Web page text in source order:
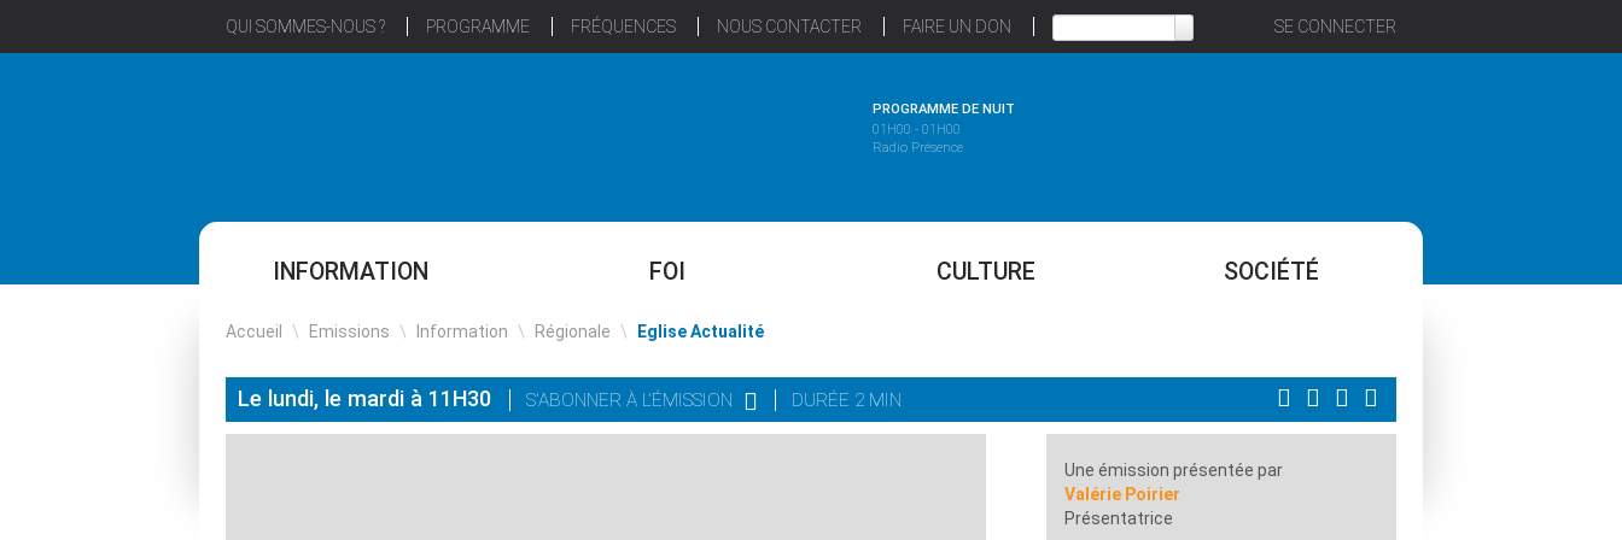
QUI SOMMES-NOUS ? PROGRAMME FRÉQUENCES NOUS CONTACTER FAIRE UN DON SE CONNECTER
PROGRAMME DE NUIT
01H00 - 01H00
Radio Présence
INFORMATION FOI CULTURE SOCIÉTÉ
Accueil \ Emissions \ Information \ Régionale \ Eglise Actualité
Le lundi, le mardi à 11H30 S'ABONNER À L'ÉMISSION DURÉE 2 MIN
Une émission présentée par
Valérie Poirier
Présentatrice